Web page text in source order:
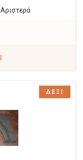
Αριστερά
ΔΕΞΙ